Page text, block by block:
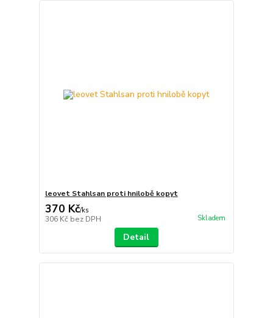
leovet Stahlsan proti hnilobě kopyt
370 Kč/ks
306 Kč bez DPH Skladem
Detail